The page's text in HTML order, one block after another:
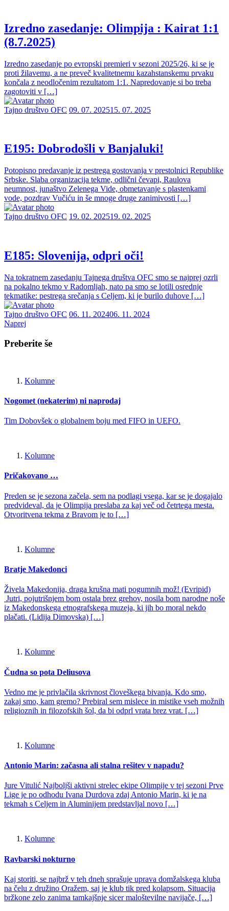
Izredno zasedanje: Olimpija : Kairat 1:1
(8.7.2025)
Izredno zasedanje po evropski premieri v sezoni 2025/26, ki se je
proti žilavemu, a ne preveč kvalitetnemu kazahstanskemu prvaku
končala z neodločenim rezultatom 1:1. Napredovanje si bo treba
zagotoviti v […]
Tajno društvo OFC 09. 07. 202515. 07. 2025
E195: Dobrodošli v Banjaluki!
Potopisno predavanje iz pestrega gostovanja v prestolnici Republike
Srbske. Slaba organizacija tekme, odlični čevapi, Raulova
neumnost, junaštvo Zelenega Vide, obmetavanje s plastenkami
vode, pozdrav Vučiću in še mnoge druge zanimivosti […]
Tajno društvo OFC 19. 02. 202519. 02. 2025
E185: Slovenija, odpri oči!
Na tokratnem zasedanju Tajnega društva OFC smo se najprej ozrli
na pokalno tekmo v Radomljah, nato pa smo se lotili osrednje
tekmatike: pestrega srečanja s Celjem, ki je burilo duhove […]
Tajno društvo OFC 06. 11. 202406. 11. 2024
Naprej
Preberite še
Kolumne
Nogomet (nekaterim) ni naprodaj
Tim Dobovšek o globalnem boju med FIFO in UEFO.
Kolumne
Pričakovano …
Preden se je sezona začela, sem na podlagi vsega, kar se je dogajalo
predvideval, da je Olimpija preslaba za kaj več od četrtega mesta.
Otvoritvena tekma z Bravom je to […]
Kolumne
Bratje Makedonci
Živela Makedonija, draga krušna mati pogumnih mož! (Evripid)
Jutri, pojutrišnjem bom ostala brez grehov, nosila bom narodne noše
iz Makedonskega etnografskega muzeja, ki jih bo moral nekdo
plačati. (Lidija Dimovska) […]
Kolumne
Čudna so pota Deliusova
Vedno me je privlačila skrivnost človeškega bivanja. Kdo smo,
zakaj smo, kam gremo? Prebiral sem mislece in mistike vseh možnih
religioznih in filozofskih šol, da bi odprl vrata brez vrat. […]
Kolumne
Antonio Marin: začasna ali stalna rešitev v napadu?
Jure Vitulić Najboljši aktivni strelec ekipe Olimpije v tej sezoni Prve
Lige je po odhodu Ivana Durdova zdaj Antonio Marin, ki je na
tekmah s Celjem in Aluminijem predstavljal novo […]
Kolumne
Ravbarski nokturno
Kaj storiti, se najbrž v teh dneh sprašuje uprava domžalskega kluba
na čelu z družino Oražem, saj je klub tik pred kolapsom. Situacija
bržkone zelo zanima tamkajšnje sicer maloštevilne navijače, […]